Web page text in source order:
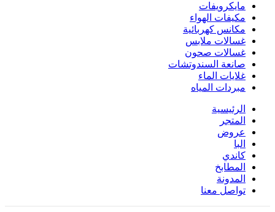
مايكرويفات
مكيفات الهواء
مكانس كهربائية
غسالات ملابس
غسالات صحون
صانعة السندوتشات
غلايات الماء
مبردات المياه
الرئيسية
المتجر
عروض
البا
كاندي
المطابخ
المدونة
تواصل معنا